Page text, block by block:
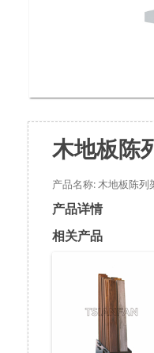
木地板陈
产品名称: 木地板陈列
产品详情
相关产品